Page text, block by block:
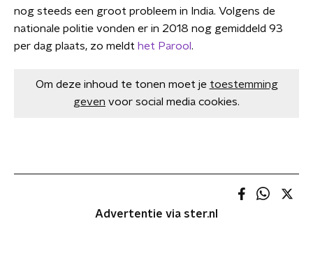
nog steeds een groot probleem in India. Volgens de
nationale politie vonden er in 2018 nog gemiddeld 93
per dag plaats, zo meldt het Parool .
Om deze inhoud te tonen moet je toestemming
geven voor social media cookies.
Advertentie via ster.nl